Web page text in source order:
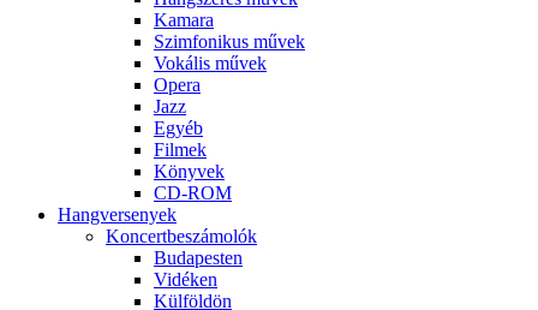
Kamara
Szimfonikus művek
Vokális művek
Opera
Jazz
Egyéb
Filmek
Könyvek
CD-ROM
Hangversenyek
Koncertbeszámolók
Budapesten
Vidéken
Külföldön